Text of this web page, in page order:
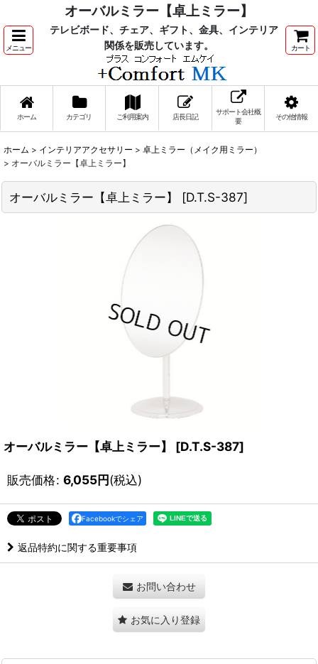
オーバルミラー【卓上ミラー】
メニュー
テレビボード、チェア、ギフト、金具、インテリア
関係を販売しています。
カート
ホーム カテゴリ ご利用案内 店長日記
サポート会社概
要
その他情報
ホーム > インテリアアクセサリー > 卓上ミラー（メイク用ミラー）
> オーバルミラー【卓上ミラー】
オーバルミラー【卓上ミラー】 [D.T.S-387]
オーバルミラー【卓上ミラー】 [D.T.S-387]
販売価格: 6,055円(税込)
Facebookでシェア
返品特約に関する重要事項
お問い合わせ
お気に入り登録